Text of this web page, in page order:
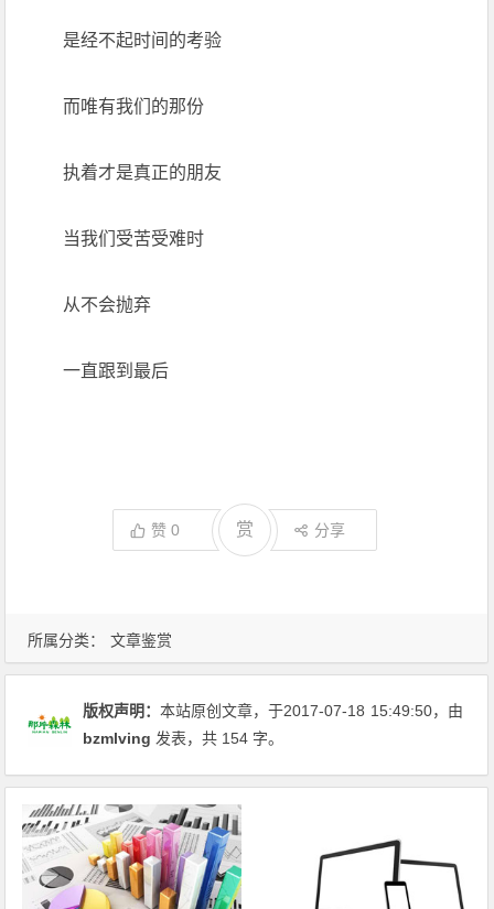
所属分类： 文章鉴赏
是经不起时间的考验
而唯有我们的那份
执着才是真正的朋友
当我们受苦受难时
从不会抛弃
一直跟到最后
赞0 赏 分享
版权声明：本站原创文章，于2017-07-18 15:49:50，由
bzmlving 发表，共 154 字。